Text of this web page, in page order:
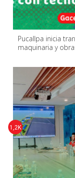
Pucallpa inicia
maquinaria y
1,2K